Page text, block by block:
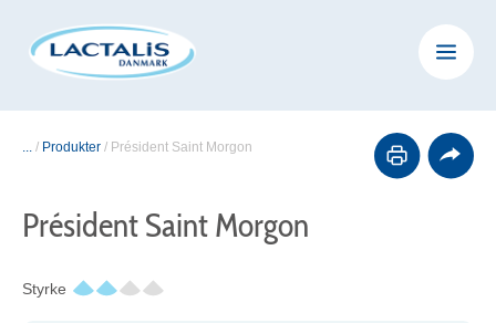
... / Produkter / Président Saint Morgon
Président Saint Morgon
Styrke